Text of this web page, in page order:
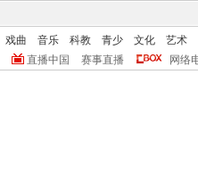
戏曲 音乐 科教 青少 文化
艺术
直播中国 赛事直播 网络